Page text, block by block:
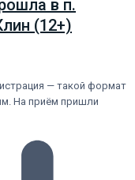
в п.
(12+)
— такой формат
На приём пришли